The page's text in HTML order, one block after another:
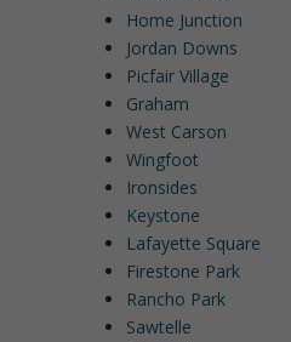
Home Junction
Jordan Downs
Picfair Village
Graham
West Carson
Wingfoot
Ironsides
Keystone
Lafayette Square
Firestone Park
Rancho Park
Sawtelle